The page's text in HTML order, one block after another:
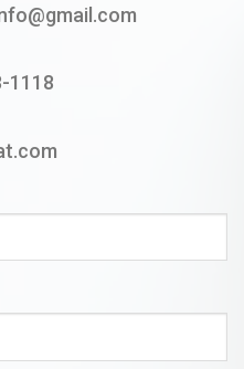
1118